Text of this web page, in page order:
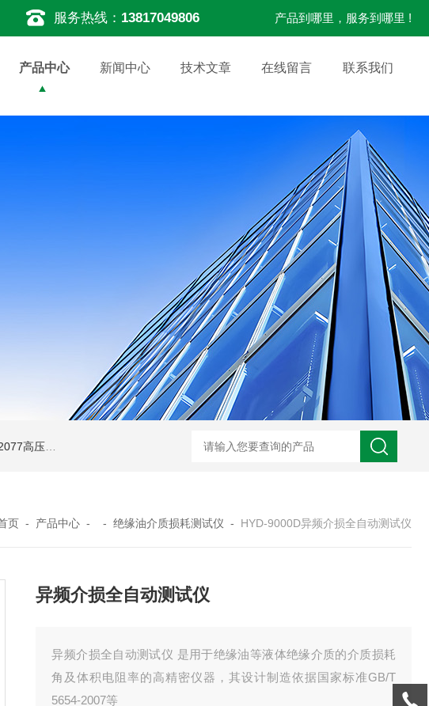
服务热线： 13817049806 产品到哪里，服务到哪里 !
产品中心 新闻中心 技术文章 在线留言 联系我们
兆欧表校验仪 GM-5KV-20KV型可调高压兆欧表GM-5KV-20KV nl3203型
页 - 产品中心 - - 绝缘油介质损耗测试仪 - HYD-9000D异频介损全自动测试仪
异频介损全自动测试仪
异频介损全自动测试仪 是用于绝缘油等液体绝缘介质的介质损耗
角及体积电阻率的高精密仪器，其设计制造依据国家标准GB/T
5654-2007等